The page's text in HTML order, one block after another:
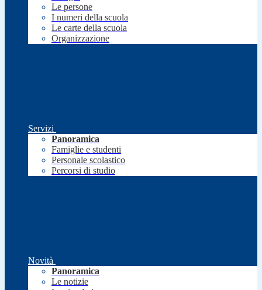
Le persone
I numeri della scuola
Le carte della scuola
Organizzazione
Servizi
Panoramica
Famiglie e studenti
Personale scolastico
Percorsi di studio
Novità
Panoramica
Le notizie